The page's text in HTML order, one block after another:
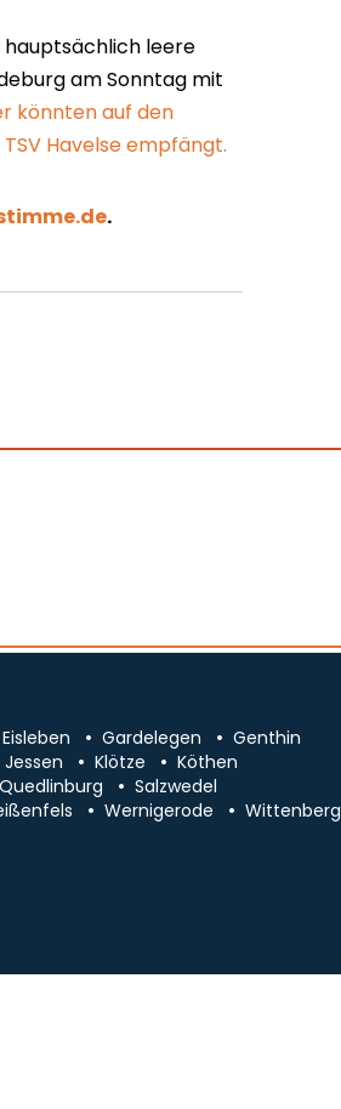
leere
am Sonntag mit
könnten auf den
Havelse empfängt.
.
Eisleben Gardelegen
Genthin
Jessen Klötze
Köthen
Quedlinburg
Salzwedel
Wernigerode
Wittenberg